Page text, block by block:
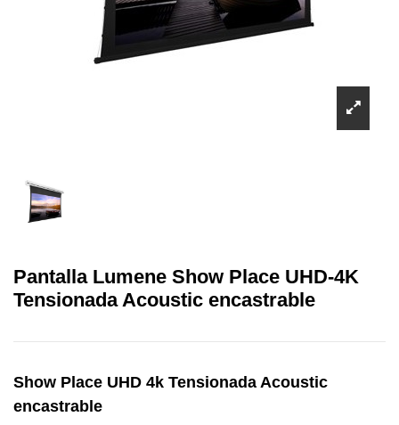
Pantalla Lumene Show Place UHD-4K
Tensionada Acoustic encastrable
Show Place UHD 4k Tensionada Acoustic
encastrable